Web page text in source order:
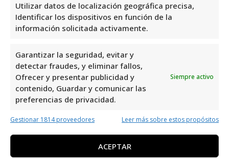
Utilizar datos de localización geográfica precisa,
Identificar los dispositivos en función de la
información solicitada activamente.
Garantizar la seguridad, evitar y
detectar fraudes, y eliminar fallos,
Ofrecer y presentar publicidad y
contenido, Guardar y comunicar las
preferencias de privacidad.
Siempre activo
Gestionar 1814 proveedores Leer más sobre estos propósitos
ACEPTAR
Opiniones y información
adicional sobre Union De
Union De Redes De Fibra Optica Sl
en C. Valencia, 14, 03300 Orihuela, Alicante,
España, es un proveedor de servicios de
8 reseñas. Su compromiso con la calidad y la
satisfacción del cliente es evidente en su
reputación. Su presencia en el área de